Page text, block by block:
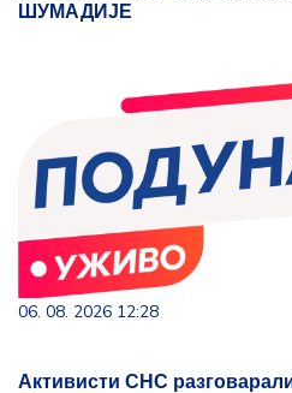
ШУМАДИЈЕ
06. 08. 2026 12:28
Активисти СНС